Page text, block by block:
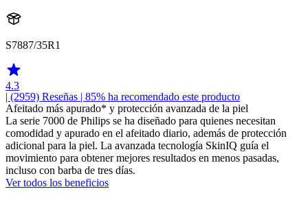
S7887/35R1
4.3
| (2959) Reseñas | 85% ha recomendado este producto
Afeitado más apurado* y protección avanzada de la piel
La serie 7000 de Philips se ha diseñado para quienes necesitan
comodidad y apurado en el afeitado diario, además de protección
adicional para la piel. La avanzada tecnología SkinIQ guía el
movimiento para obtener mejores resultados en menos pasadas,
incluso con barba de tres días.
Ver todos los beneficios